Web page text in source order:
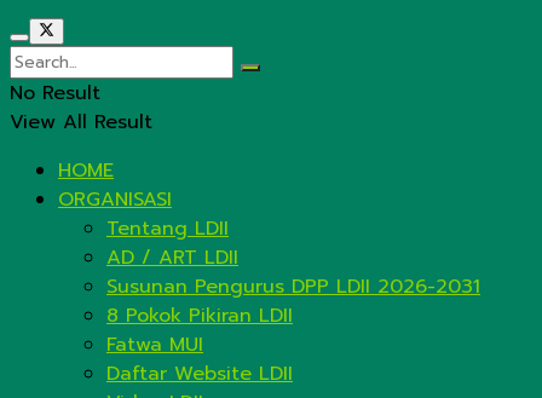
No Result
View All Result
HOME
ORGANISASI
Tentang LDII
AD / ART LDII
Susunan Pengurus DPP LDII 2026-2031
8 Pokok Pikiran LDII
Fatwa MUI
Daftar Website LDII